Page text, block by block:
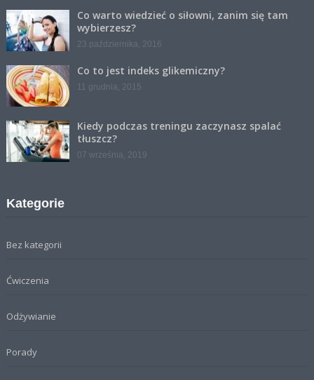
Co warto wiedzieć o siłowni, zanim się tam
wybierzesz?
23 października, 2016
Co to jest indeks glikemiczny?
11 grudnia, 2015
Kiedy podczas treningu zaczynasz spalać
tłuszcz?
07 września, 2019
Kategorie
Bez kategorii
Ćwiczenia
Odżywianie
Porady